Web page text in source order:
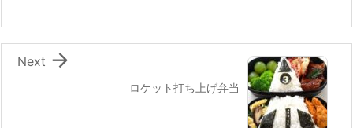
o
k
ロケット打ち上げ弁当

Next